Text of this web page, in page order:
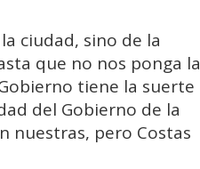
ciudad, sino de la
que no nos ponga la
tiene la suerte
del Gobierno de la
nuestras, pero Costas